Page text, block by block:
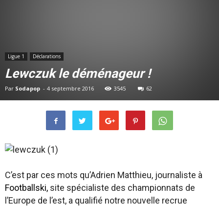
Ligue 1 Déclarations
Lewczuk le déménageur !
Par Sodapop - 4 septembre 2016 3545 62
C’est par ces mots qu’Adrien Matthieu, journaliste à
Footballski, site spécialiste des championnats de
l’Europe de l’est, a qualifié notre nouvelle recrue